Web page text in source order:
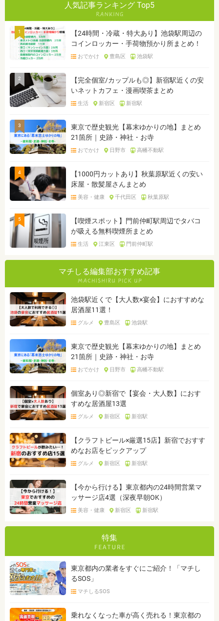
人気記事ランキング Top5
1
【24時間・冷蔵・特大あり】池袋駅周辺の
コインロッカー・手荷物預かり所まとめ！
おでかけ 豊島区 池袋駅
2
【完全個室/カップルも◎】新宿駅近くの安
いネットカフェ・漫画喫茶まとめ
生活 新宿区 新宿駅
3
東京で歴史観光【幕末ゆかりの地】まとめ
21箇所｜史跡・神社・お寺
おでかけ 日野市 高幡不動駅
4
【1000円カットあり】秋葉原駅近くの安い
床屋・散髪屋さんまとめ
美容・健康 千代田区 秋葉原駅
5
【喫煙スポット】門前仲町駅周辺でタバコ
が吸える無料喫煙所まとめ
生活 江東区 門前仲町駅
マチしる編集部おすすめ記事
池袋駅近くで【大人数×宴会】におすすめな
居酒屋11選！
グルメ 豊島区 池袋駅
東京で歴史観光【幕末ゆかりの地】まとめ
21箇所｜史跡・神社・お寺
おでかけ 日野市 高幡不動駅
個室あり◎新宿で【宴会・大人数】におす
すめな居酒屋13選
グルメ 新宿区 新宿駅
【クラフトビール×厳選15店】新宿でおすす
めなお店をピックアップ
グルメ 新宿区 新宿駅
【今から行ける】東京都内の24時間営業マ
ッサージ店4選（深夜早朝OK）
美容・健康 新宿区 新宿駅
特集
東京都内の業者をすぐにご紹介！「マチし
るSOS」
マチしるSOS
乗れなくなった車が高く売れる！東京都の